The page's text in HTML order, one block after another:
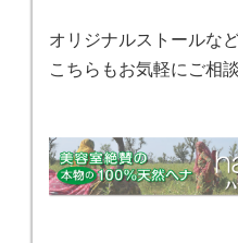
オリジナルストールな
こちらもお気軽にご相